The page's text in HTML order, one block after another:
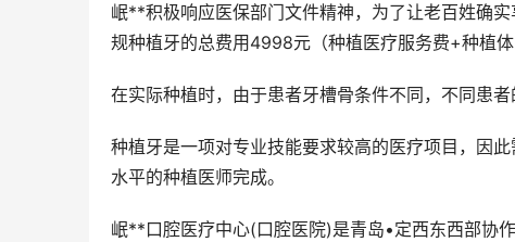
岷**积极响应医保部门文件精神，为了让老百姓确
规种植牙的总费用4998元（种植医疗服务费+种植体
在实际种植时，由于患者牙槽骨条件不同，不同患者
种植牙是一项对专业技能要求较高的医疗项目，因
水平的种植医师完成。
岷**口腔医疗中心(口腔医院)是青岛•定西东西部协